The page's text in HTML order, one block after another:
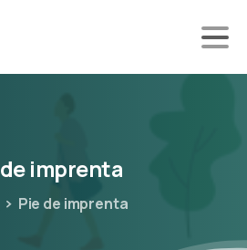
deimprenta
Pie de imprenta